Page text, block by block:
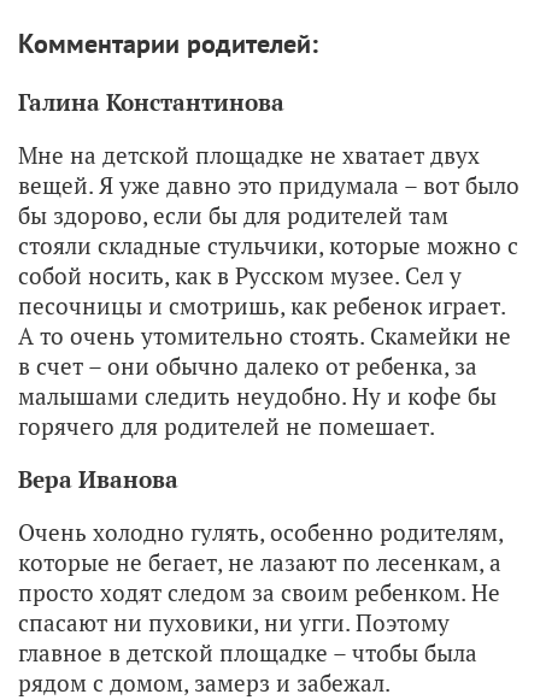
Комментарии родителей:
Галина Константинова
Мне на детской площадке не хватает двух
вещей. Я уже давно это придумала – вот было
бы здорово, если бы для родителей там
стояли складные стульчики, которые можно с
собой носить, как в Русском музее. Сел у
песочницы и смотришь, как ребенок играет.
А то очень утомительно стоять. Скамейки не
в счет – они обычно далеко от ребенка, за
малышами следить неудобно. Ну и кофе бы
горячего для родителей не помешает.
Вера Иванова
Очень холодно гулять, особенно родителям,
которые не бегает, не лазают по лесенкам, а
просто ходят следом за своим ребенком. Не
спасают ни пуховики, ни угги. Поэтому
главное в детской площадке – чтобы была
рядом с домом, замерз и забежал.